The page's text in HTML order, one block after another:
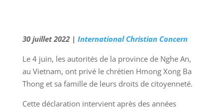
30 juillet 2022 | International Christian Concern
Le 4 juin, les autorités de la province de Nghe An,
au Vietnam, ont privé le chrétien Hmong Xong Ba
Thong et sa famille de leurs droits de citoyenneté.
Cette déclaration intervient après des années